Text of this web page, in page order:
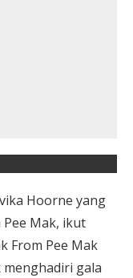
Hoorne yang
Mak, ikut
From Pee Mak
gala